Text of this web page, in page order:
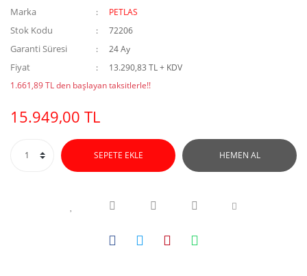
Marka PETLAS
Stok Kodu 72206
Garanti Süresi 24 Ay
Fiyat
13.290,83 TL + KDV
1.661,89 TL den başlayan taksitlerle!!
15.949,00 TL
SEPETE EKLE HEMEN AL